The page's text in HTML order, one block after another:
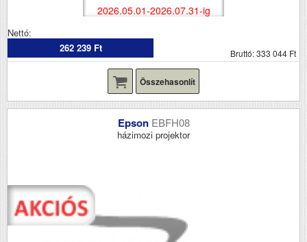
2026.05.01-2026.07.31-ig
Nettó:
262 239 Ft
Bruttó: 333 044 Ft
Összehasonlít
Epson EBFH08
házimozi projektor